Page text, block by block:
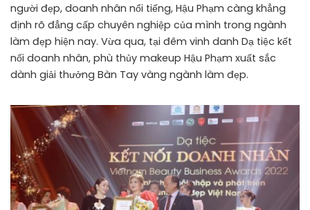
người đẹp, doanh nhân nổi tiếng, Hậu Phạm càng khẳng
định rõ đẳng cấp chuyên nghiệp của mình trong ngành
làm đẹp hiện nay. Vừa qua, tại đêm vinh danh Dạ tiệc kết
nối doanh nhân, phù thủy makeup Hậu Phạm xuất sắc
dành giải thưởng Bàn Tay vàng ngành làm đẹp.